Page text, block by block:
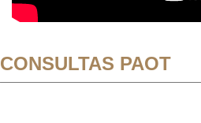
CONSULTAS PAOT